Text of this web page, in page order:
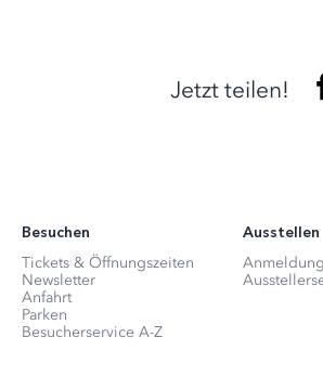
Jetzt teilen!
Besuchen
Tickets & Öffnungszeiten
Newsletter
Anfahrt
Parken
Besucherservice A-Z
Ausstellen
Anmeldung